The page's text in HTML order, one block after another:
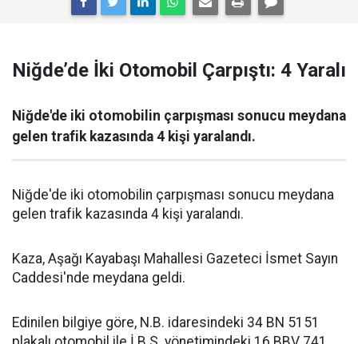
Niğde’de İki Otomobil Çarpıştı: 4 Yaralı
Niğde'de iki otomobilin çarpışması sonucu meydana
gelen trafik kazasında 4 kişi yaralandı.
Niğde'de iki otomobilin çarpışması sonucu meydana
gelen trafik kazasında 4 kişi yaralandı.
Kaza, Aşağı Kayabaşı Mahallesi Gazeteci İsmet Sayın
Caddesi'nde meydana geldi.
Edinilen bilgiye göre, N.B. idaresindeki 34 BN 5151